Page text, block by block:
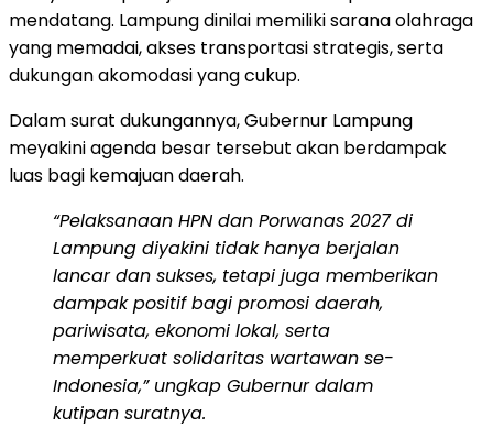
mendatang. Lampung dinilai memiliki sarana olahraga
yang memadai, akses transportasi strategis, serta
dukungan akomodasi yang cukup.
​Dalam surat dukungannya, Gubernur Lampung
meyakini agenda besar tersebut akan berdampak
luas bagi kemajuan daerah.
“Pelaksanaan HPN dan Porwanas 2027 di
Lampung diyakini tidak hanya berjalan
lancar dan sukses, tetapi juga memberikan
dampak positif bagi promosi daerah,
pariwisata, ekonomi lokal, serta
memperkuat solidaritas wartawan se-
Indonesia,” ungkap Gubernur dalam
kutipan suratnya.